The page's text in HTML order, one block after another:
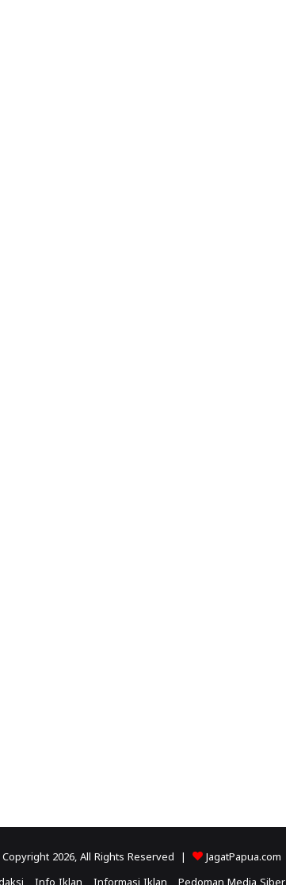
2026, All Rights Reserved | JagatPapua.com
Info Iklan Informasi Iklan Pedoman Media Siber